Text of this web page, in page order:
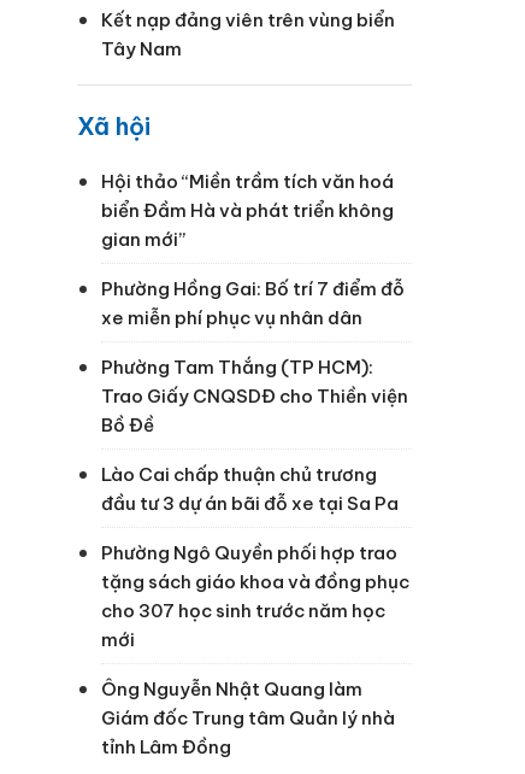
Kết nạp đảng viên trên vùng biển
Tây Nam
Xã hội
Hội thảo “Miền trầm tích văn hoá
biển Đầm Hà và phát triển không
gian mới”
Phường Hồng Gai: Bố trí 7 điểm đỗ
xe miễn phí phục vụ nhân dân
Phường Tam Thắng (TP HCM):
Trao Giấy CNQSDĐ cho Thiền viện
Bồ Đề
Lào Cai chấp thuận chủ trương
đầu tư 3 dự án bãi đỗ xe tại Sa Pa
Phường Ngô Quyền phối hợp trao
tặng sách giáo khoa và đồng phục
cho 307 học sinh trước năm học
mới
Ông Nguyễn Nhật Quang làm
Giám đốc Trung tâm Quản lý nhà
tỉnh Lâm Đồng